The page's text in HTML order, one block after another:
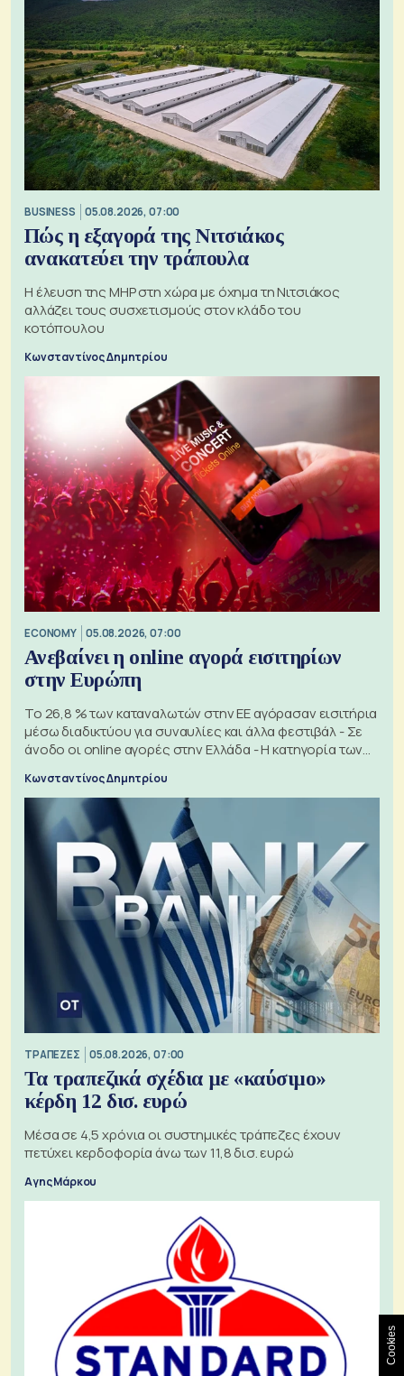
BUSINESS 05.08.2026, 07:00
Πώς η εξαγορά της Νιτσιάκος
ανακατεύει την τράπουλα
H έλευση της MHP στη χώρα με όχημα τη Νιτσιάκος
αλλάζει τους συσχετισμούς στον κλάδο του
κοτόπουλου
Κωνσταντίνος Δημητρίου
ECONOMY 05.08.2026, 07:00
Ανεβαίνει η online αγορά εισιτηρίων
στην Ευρώπη
Το 26,8 % των καταναλωτών στην ΕΕ αγόρασαν εισιτήρια
μέσω διαδικτύου για συναυλίες και άλλα φεστιβάλ - Σε
άνοδο οι online αγορές στην Ελλάδα - Η κατηγορία των
Κωνσταντίνος Δημητρίου
ΤΡΑΠΕΖΕΣ 05.08.2026, 07:00
Τα τραπεζικά σχέδια με «καύσιμο»
κέρδη 12 δισ. ευρώ
Μέσα σε 4,5 χρόνια οι συστημικές τράπεζες έχουν
πετύχει κερδοφορία άνω των 11,8 δισ. ευρώ
Αγης Μάρκου
Cookies